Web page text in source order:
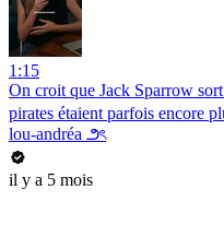
1:15
On croit que Jack Sparrow
pirates étaient parfois encore
lou-andréa ౨ৎ
il y a 5 mois